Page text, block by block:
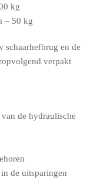
kg
– 50 kg
schaarhefbrug en de
verpakt
de hydraulische
de uitsparingen